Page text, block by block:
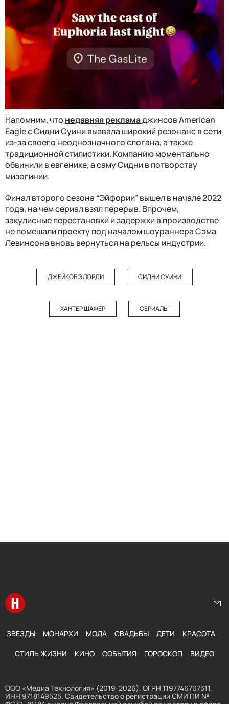
Напомним, что недавняя рекламаджинсов American
Eagle с Сидни Суини вызвала широкий резонанс в сети
из-за своего неоднозначного слогана, а также
традиционной стилистики. Компанию моментально
обвинили в евгенике, а саму Сидни в потворству
мизогинии.
Финал второго сезона “Эйфории” вышел в начале 2022
года, на чем сериал взял перерыв. Впрочем,
закулисные перестановки и задержки в производстве
не помешали проекту под началом шоураннера Сэма
Левинсона вновь вернуться на рельсы индустрии.
ДЖЕЙКОБ ЭЛОРДИ СИДНИ СУИНИ
ХАНТЕР ШАФЕР СЕРИАЛЫ
Перейти на главную
ЗВЕЗДЫ МОНАРХИ МОДА СВАДЬБЫ ДЕТИ КРАСОТА
СТИЛЬ ЖИЗНИ КИНО СОБЫТИЯ ГОРОСКОП ВИДЕО
ООО «Медиа Технология» (2019-2026). ОГРН 1197746707311,
ИНН 9718149525. Свидетельство о регистрации СМИ ПИ №